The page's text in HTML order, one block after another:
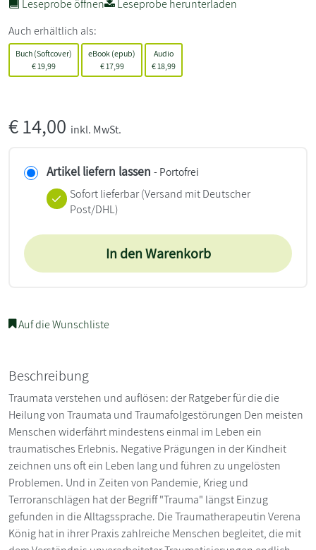
Leseprobe öffnen
Leseprobe herunterladen
Auch erhältlich als:
Buch (Softcover)
€19,99
eBook (epub)
€17,99
Audio
€18,99
€14,00 inkl. MwSt.
Artikel liefern lassen - Portofrei
Sofort lieferbar(Versand mit Deutscher
Post/DHL)
In den Warenkorb
Auf die Wunschliste
Beschreibung
Traumata verstehen und auflösen: der Ratgeber für die die
Heilung von Traumata und Traumafolgestörungen Den meisten
Menschen widerfährt mindestens einmal im Leben ein
traumatisches Erlebnis. Negative Prägungen in der Kindheit
zeichnen uns oft ein Leben lang und führen zu ungelösten
Problemen. Und in Zeiten von Pandemie, Krieg und
Terroranschlägen hat der Begriff "Trauma" längst Einzug
gefunden in die Alltagssprache. Die Traumatherapeutin Verena
König hat in ihrer Praxis zahlreiche Menschen begleitet, die mit